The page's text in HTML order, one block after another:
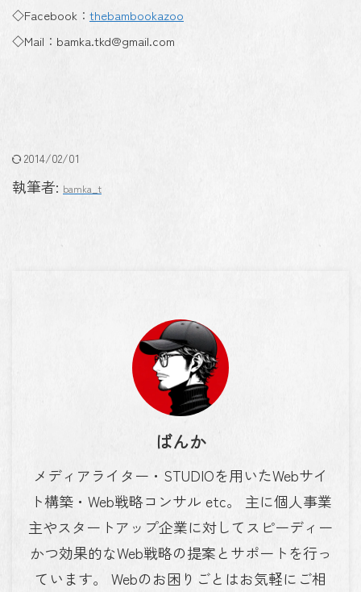
◇Facebook： thebambookazoo
◇Mail：bamka.tkd@gmail.com
2014/02/01
執筆者: bamka_t
ばんか
メディアライター・STUDIOを用いたWebサイ
ト構築・Web戦略コンサル etc。 主に個人事業
主やスタートアップ企業に対してスピーディー
かつ効果的なWeb戦略の提案とサポートを行っ
ています。 Webのお困りごとはお気軽にご相